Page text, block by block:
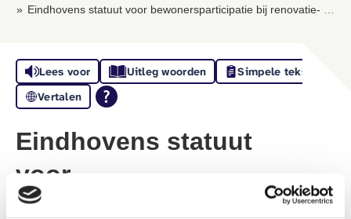
Eindhovens statuut voor bewonersparticipatie bij renovatie- en sloopprojecten
Lees voor Uitleg woorden
Simpele tekst
Vertalen
Eindhovens statuut
voor
bewonersparticipatie bij